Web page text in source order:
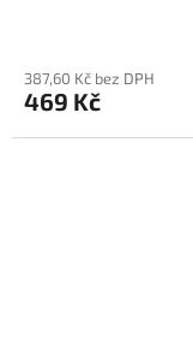
387,60 Kč bez DPH
469 Kč